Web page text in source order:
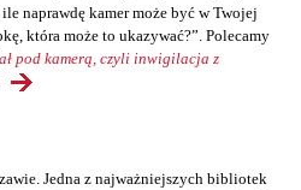
naprawdę kamer może być w Twojej
która może to ukazywać?”. Polecamy
pod kamerą, czyli inwigilacja z
Jedna z najważniejszych bibliotek